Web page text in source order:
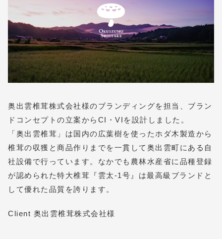
奥出雲椎茸株式会社様のブランディングを担当、ブラン
ドコンセプトの立案からCI・VIを設計しました。
「奥出雲椎茸」は国内の広葉樹を使ったホダ木製造から
椎茸の収獲と商品作りまでを一貫して奥出雲町にある自
社設備で行っています。なかでも農林水産省に品種登録
が認められた特大椎茸『雲太-1号』は最高級ブランドと
して優れた品質を誇ります。
Client 奥出雲椎茸株式会社様